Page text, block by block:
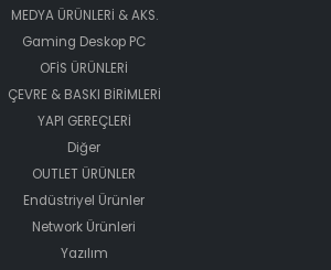
MEDYA ÜRÜNLERİ & AKS.
Gaming Deskop PC
OFİS ÜRÜNLERİ
ÇEVRE & BASKI BİRİMLERİ
YAPI GEREÇLERİ
Diğer
OUTLET ÜRÜNLER
Endüstriyel Ürünler
Network Ürünleri
Yazılım